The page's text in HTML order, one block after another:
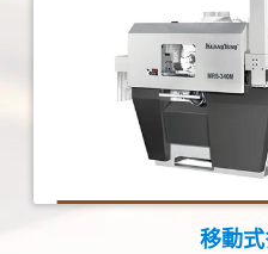
移動